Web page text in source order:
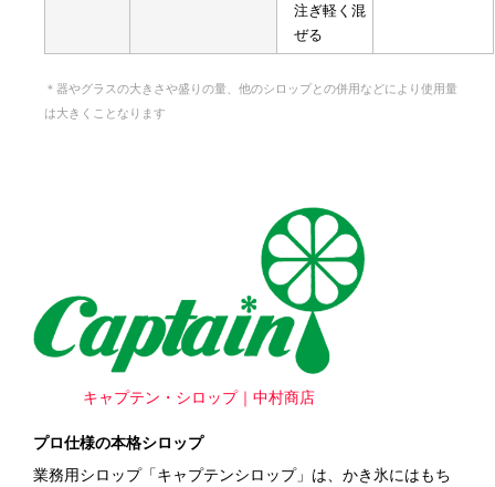
注ぎ軽く混
ぜる
＊器やグラスの大きさや盛りの量、他のシロップとの併用などにより使用量
は大きくことなります
キャプテン・シロップ｜中村商店
プロ仕様の本格シロップ
業務用シロップ「キャプテンシロップ」は、かき氷にはもち